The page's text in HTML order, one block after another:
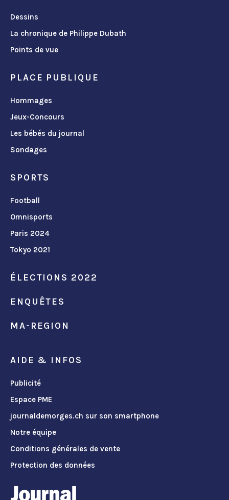
Dessins
La chronique de Philippe Dubath
Points de vue
PLACE PUBLIQUE
Hommages
Jeux-Concours
Les bébés du journal
Sondages
SPORTS
Football
Omnisports
Paris 2024
Tokyo 2021
ÉLECTIONS 2022
ENQUÊTES
MA-REGION
AIDE & INFOS
Publicité
Espace PME
journaldemorges.ch sur son smartphone
Notre équipe
Conditions générales de vente
Protection des données